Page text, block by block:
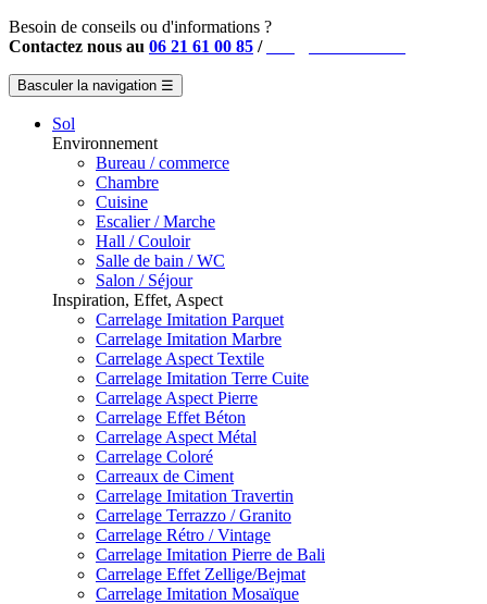
Besoin de conseils ou d'informations ?
Contactez nous au 06 21 61 00 85 /
Basculer la navigation ☰
Sol
Environnement
Bureau / commerce
Chambre
Cuisine
Escalier / Marche
Hall / Couloir
Salle de bain / WC
Salon / Séjour
Inspiration, Effet, Aspect
Carrelage Imitation Parquet
Carrelage Imitation Marbre
Carrelage Aspect Textile
Carrelage Imitation Terre Cuite
Carrelage Aspect Pierre
Carrelage Effet Béton
Carrelage Aspect Métal
Carrelage Coloré
Carreaux de Ciment
Carrelage Imitation Travertin
Carrelage Terrazzo / Granito
Carrelage Rétro / Vintage
Carrelage Imitation Pierre de Bali
Carrelage Effet Zellige/Bejmat
Carrelage Imitation Mosaïque